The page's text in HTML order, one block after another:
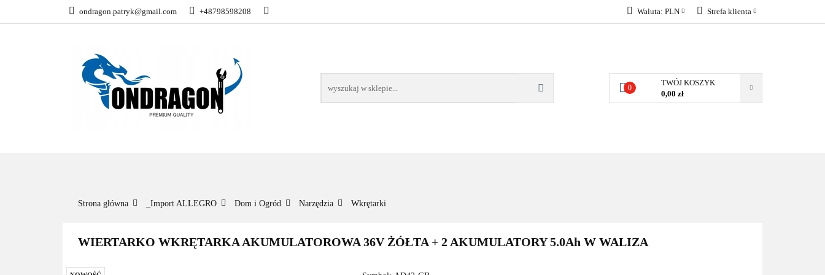
ondragon.patryk@gmail.com +48798598208 Waluta: PLN Strefa klienta
Dodaj zgłoszenie
Zgody cookies
0
TWÓJ KOSZYK
0,00 zł
KATEGORIE NOWOŚCI BESTSELLERY WSZYSTKIE TOWARY KONTAKT
Strona główna _Import ALLEGRO Dom i Ogród Narzędzia Wkrętarki
WIERTARKO WKRĘTARKA AKUMULATOROWA 36V ŻÓŁTA + 2 AKUMULATORY 5.0Ah W WALIZA